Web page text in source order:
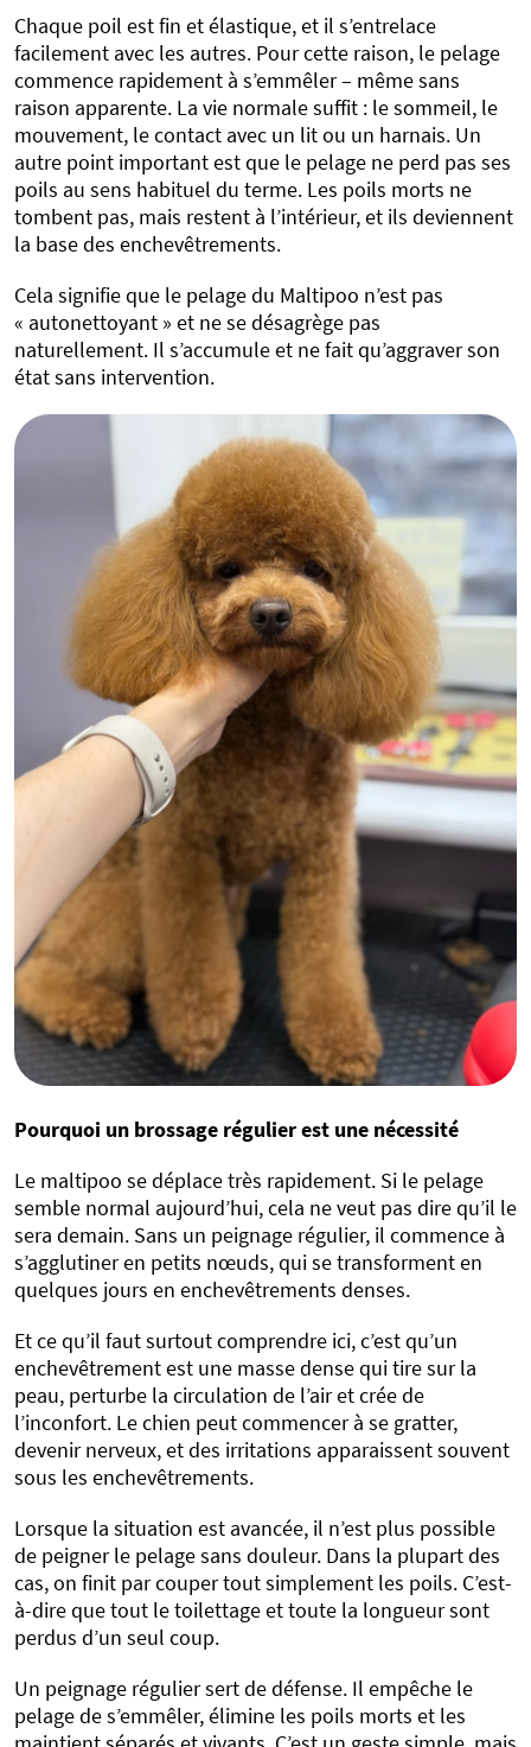
Chaque poil est fin et élastique, et il s’entrelace
facilement avec les autres. Pour cette raison, le pelage
commence rapidement à s’emmêler – même sans
raison apparente. La vie normale suffit : le sommeil, le
mouvement, le contact avec un lit ou un harnais. Un
autre point important est que le pelage ne perd pas ses
poils au sens habituel du terme. Les poils morts ne
tombent pas, mais restent à l’intérieur, et ils deviennent
la base des enchevêtrements.
Cela signifie que le pelage du Maltipoo n’est pas
« autonettoyant » et ne se désagrège pas
naturellement. Il s’accumule et ne fait qu’aggraver son
état sans intervention.
Pourquoi un brossage régulier est une nécessité
Le maltipoo se déplace très rapidement. Si le pelage
semble normal aujourd’hui, cela ne veut pas dire qu’il le
sera demain. Sans un peignage régulier, il commence à
s’agglutiner en petits nœuds, qui se transforment en
quelques jours en enchevêtrements denses.
Et ce qu’il faut surtout comprendre ici, c’est qu’un
enchevêtrement est une masse dense qui tire sur la
peau, perturbe la circulation de l’air et crée de
l’inconfort. Le chien peut commencer à se gratter,
devenir nerveux, et des irritations apparaissent souvent
sous les enchevêtrements.
Lorsque la situation est avancée, il n’est plus possible
de peigner le pelage sans douleur. Dans la plupart des
cas, on finit par couper tout simplement les poils. C’est-
à-dire que tout le toilettage et toute la longueur sont
perdus d’un seul coup.
Un peignage régulier sert de défense. Il empêche le
pelage de s’emmêler, élimine les poils morts et les